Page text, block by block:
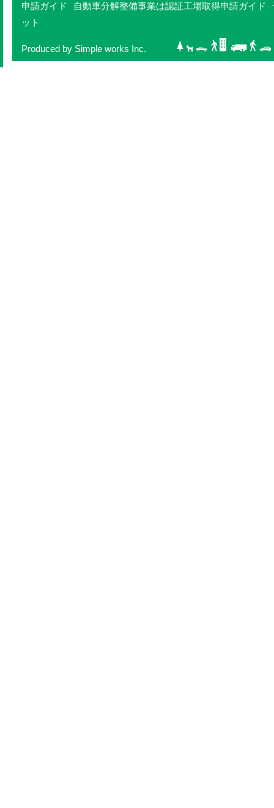
申請ガイド 自動車分解整備事業は認証工場取得申請ガイド
ット
Produced by Simple works Inc.